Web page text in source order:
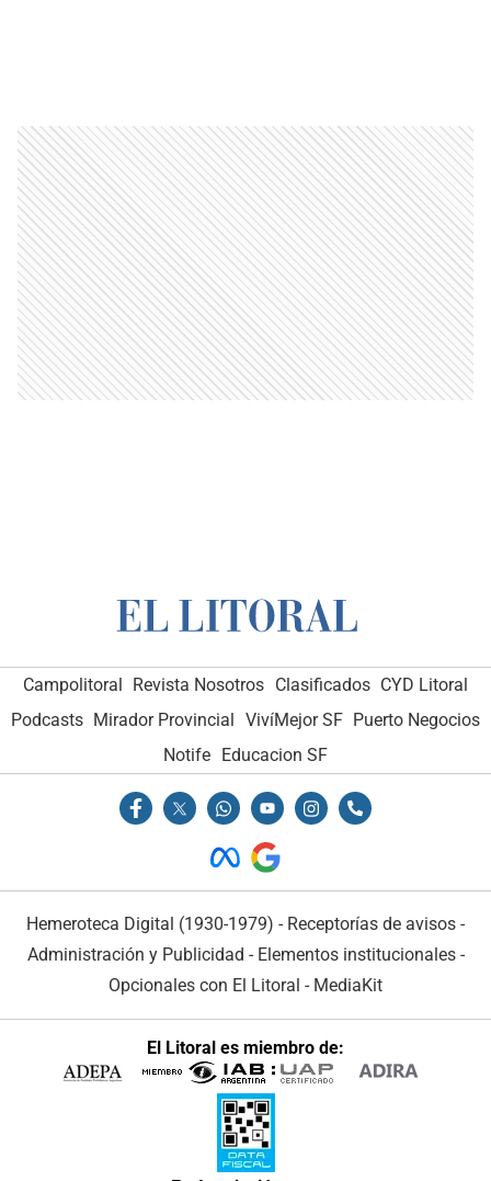
Campolitoral Revista Nosotros Clasificados CYD Litoral
Podcasts Mirador Provincial VivíMejor SF Puerto Negocios
Notife Educacion SF
Hemeroteca Digital (1930-1979) - Receptorías de avisos -
Administración y Publicidad - Elementos institucionales-
Opcionales con El Litoral - MediaKit
El Litoral es miembro de: